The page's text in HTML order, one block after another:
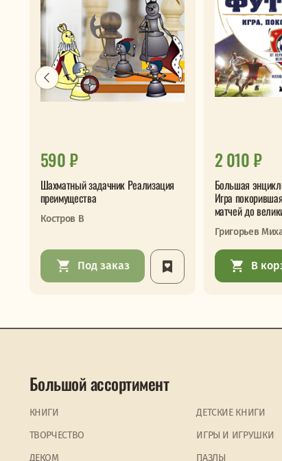
590 ₽
Шахматный задачник Реализация
преимущества
Костров В
Под заказ
2 010 ₽
Большая
Игра
матчей до
Григорьев
В
Большой ассортимент
КНИГИ
ДЕТСКИЕ КНИГИ
ТВОРЧЕСТВО
ИГРЫ И ИГРУШКИ
ДЕКОМ
ПАЗЛЫ